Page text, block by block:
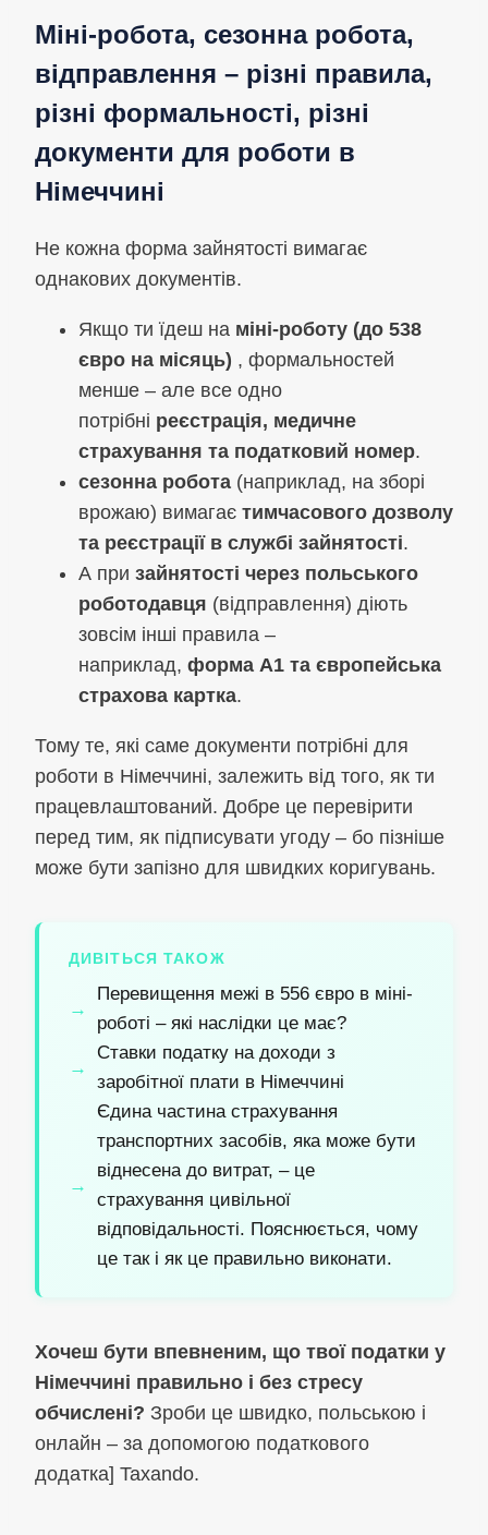
Міні-робота, сезонна робота,
відправлення – різні правила,
різні формальності, різні
документи для роботи в
Німеччині
Не кожна форма зайнятості вимагає
однакових документів.
Якщо ти їдеш на міні-роботу (до 538
євро на місяць) , формальностей
менше – але все одно
потрібні реєстрація, медичне
страхування та податковий номер.
сезонна робота (наприклад, на зборі
врожаю) вимагає тимчасового дозволу
та реєстрації в службі зайнятості.
А при зайнятості через польського
роботодавця (відправлення) діють
зовсім інші правила –
наприклад, форма A1 та європейська
страхова картка.
Тому те, які саме документи потрібні для
роботи в Німеччині, залежить від того, як ти
працевлаштований. Добре це перевірити
перед тим, як підписувати угоду – бо пізніше
може бути запізно для швидких коригувань.
ДИВІТЬСЯ ТАКОЖ
Перевищення межі в 556 євро в міні-
роботі – які наслідки це має?
Ставки податку на доходи з
заробітної плати в Німеччині
Єдина частина страхування
транспортних засобів, яка може бути
віднесена до витрат, – це
страхування цивільної
відповідальності. Пояснюється, чому
це так і як це правильно виконати.
Хочеш бути впевненим, що твої податки у
Німеччині правильно і без стресу
обчислені? Зроби це швидко, польською і
онлайн – за допомогою податкового
додатка] Taxando.